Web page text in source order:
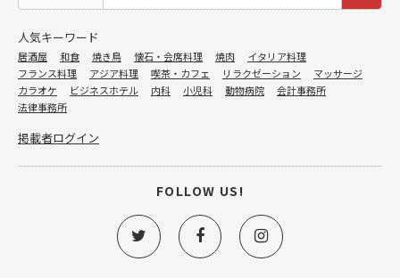
人気キーワード
居酒屋 和食 焼き鳥 懐石・会席料理 焼肉
イタリア料理
フランス料理
アジア料理 喫茶・カフェ リラクゼーション
マッサージ
カラオケ
ビジネスホテル 内科 小児科 動物病院
会計事務所
法律事務所
掲載者ログイン
FOLLOW US!